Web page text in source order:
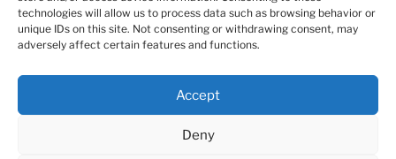
technologies will allow us to process data such as browsing behavior or
unique IDs on this site. Not consenting or withdrawing consent, may
adversely affect certain features and functions.
Accept
Deny